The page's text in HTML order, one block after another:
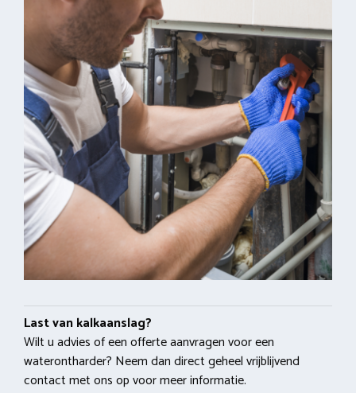
Last van kalkaanslag?
Wilt u advies of een offerte aanvragen voor een
waterontharder? Neem dan direct geheel vrijblijvend
contact met ons op voor meer informatie.